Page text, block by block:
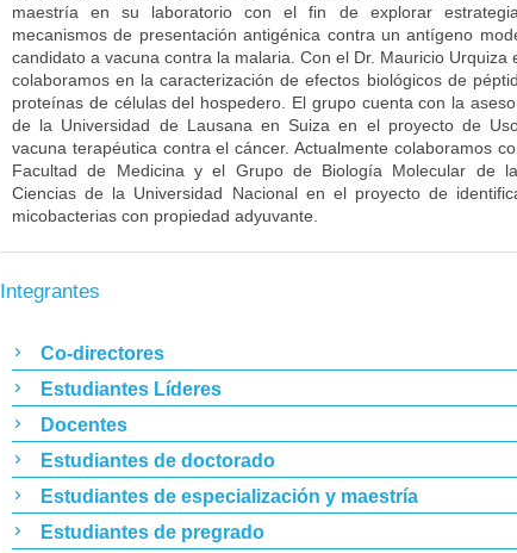
maestría en su laboratorio con el fin de explorar
mecanismos de presentación antigénica contra un antígeno
candidato a vacuna contra la malaria. Con el Dr. Mauricio Urquiza
colaboramos en la caracterización de efectos biológicos de
proteínas de células del hospedero. El grupo cuenta con la
de la Universidad de Lausana en Suiza en el proyecto de
vacuna terapéutica contra el cáncer. Actualmente colaboramos
Facultad de Medicina y el Grupo de Biología Molecular de
Ciencias de la Universidad Nacional en el proyecto de
micobacterias con propiedad adyuvante.
Integrantes
Co-directores
Estudiantes Líderes
Docentes
Estudiantes de doctorado
Estudiantes de especialización y maestría
Estudiantes de pregrado